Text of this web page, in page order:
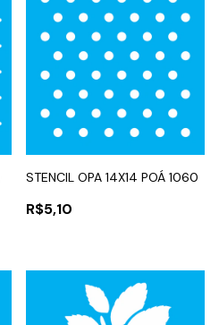
STENCIL OPA 14X14 POÁ 1060
R$5,10